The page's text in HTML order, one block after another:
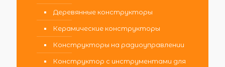
Деревянные конструкторы
Керамические конструкторы
Конструкторы на радиоуправлении
Конструктор с инструментами для